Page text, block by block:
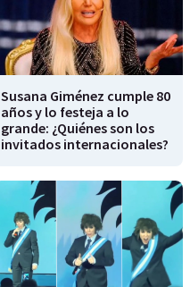
Susana Giménez cumple 80
años y lo festeja a lo
grande: ¿Quiénes son los
invitados internacionales?